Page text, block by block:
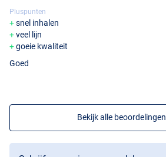
Pluspunten
snel inhalen
veel lijn
goeie kwaliteit
Goed
Bekijk alle beoordelingen